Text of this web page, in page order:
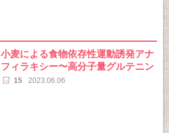
小麦による食物依存性運動誘発アナ
フィラキシー〜高分子量グルテニン
15 2023.06.06